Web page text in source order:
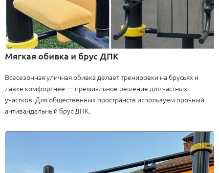
Мягкая обивка и брус ДПК
Всесезонная уличная обивка делает тренировки на брусьях и
лавке комфортнее — премиальное решение для частных
участков. Для общественных пространств используем прочный
антивандальный брус ДПК.